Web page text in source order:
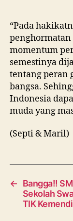
“Pada
penghormatan
momentum
semestinya
tentang peran
bangsa.
Indonesia
muda yang
(Septi & Maril)
←
Bangga!!
Sekolah
TIK